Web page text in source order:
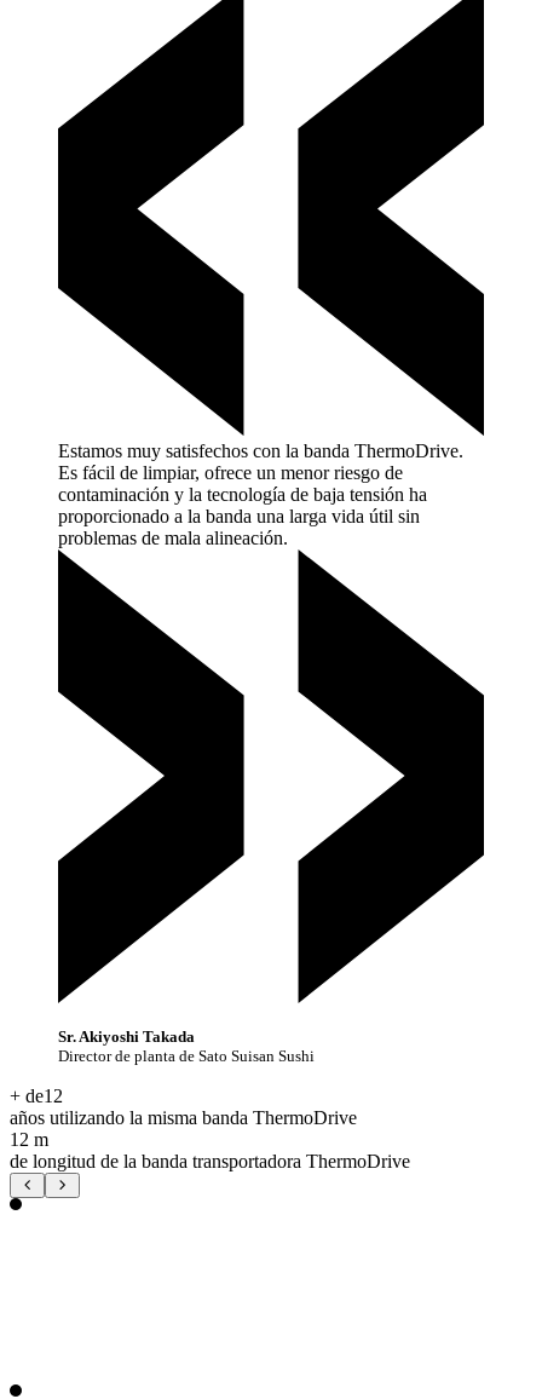
Estamos muy satisfechos con la banda ThermoDrive.
Es fácil de limpiar, ofrece un menor riesgo de
contaminación y la tecnología de baja tensión ha
proporcionado a la banda una larga vida útil sin
problemas de mala alineación.
Sr. Akiyoshi Takada
Director de planta de Sato Suisan Sushi
+ de12
años utilizando la misma banda ThermoDrive
12 m
de longitud de la banda transportadora ThermoDrive